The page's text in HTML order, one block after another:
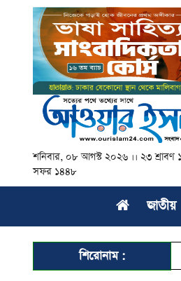
শনিবার, ০৮ আগস্ট ২০২৬ ।। ২৩ শ্রাবণ
সফর ১৪৪৮
জাতীয়
শিরোনাম :